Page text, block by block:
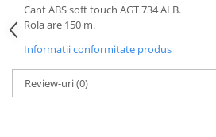
Cant ABS soft touch AGT 734 ALB.
Rola are 150 m.
Informatii conformitate produs
Review-uri(0)